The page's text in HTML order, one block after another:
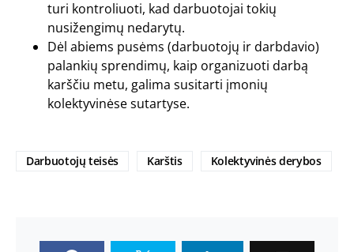
turi kontroliuoti, kad darbuotojai tokių
nusižengimų nedarytų.
Dėl abiems pusėms (darbuotojų ir darbdavio)
palankių sprendimų, kaip organizuoti darbą
karščiu metu, galima susitarti įmonių
kolektyvinėse sutartyse.
Darbuotojų teisės Karštis Kolektyvinės derybos